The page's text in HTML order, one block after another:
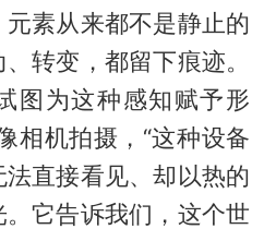
素从来都不是静止的
转变，都留下痕迹。
图为这种感知赋予形
相机拍摄，“这种设备
直接看见、却以热的
它告诉我们，这个世